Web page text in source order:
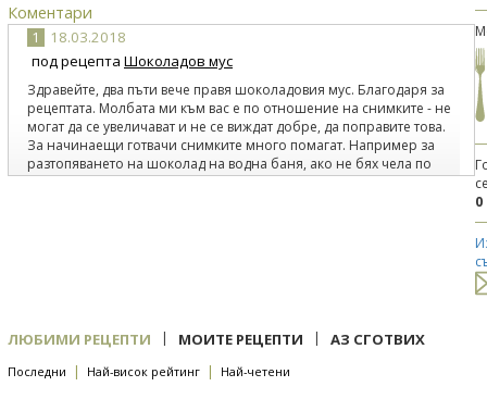
Коментари
1
18.03.2018
под рецепта Шоколадов мус
Здравейте, два пъти вече правя шоколадовия мус. Благодаря за
рецептата. Молбата ми към вас е по отношение на снимките - не
могат да се увеличават и не се виждат добре, да поправите това.
За начинаещи готвачи снимките много помагат. Например за
разтопяването на шоколад на водна баня, ако не бях чела по
форумите как се прави, щях да сгреша, а от една снимка става
0
ЛЮБИМИ РЕЦЕПТИ | МОИТЕ РЕЦЕПТИ | АЗ СГОТВИХ
Последни | Най-висок рейтинг | Най-четени